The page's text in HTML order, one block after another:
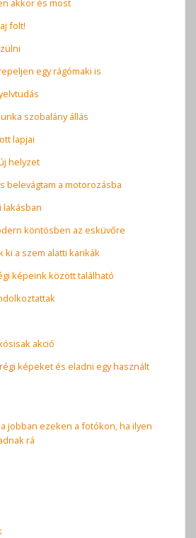
akkor és most
folt!
egy rágómaki is
szobalány állás
lapjai
helyzet
belevágtam a motorozásba
lakásban
köntösben az esküvőre
ki a szem alatti karikák
képeink között található
akció
képeket és eladni egy használt
jobban ezeken a fotókon, ha ilyen
rá